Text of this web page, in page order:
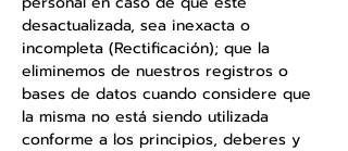
desactualizada, sea inexacta o
incompleta (Rectificación); que la
eliminemos de nuestros registros o
bases de datos cuando considere que
la misma no está siendo utilizada
conforme a los principios, deberes y